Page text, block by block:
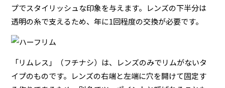
プでスタイリッシュな印象を与えます。レンズの下半分は
透明の糸で支えるため、年に1回程度の交換が必要です。
「リムレス」（フチナシ）は、レンズのみでリムがないタ
イプのものです。レンズの右端と左端に穴を開けて固定す